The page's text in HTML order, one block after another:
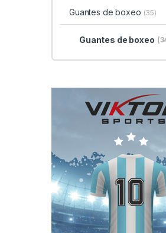
Guantes de boxeo (35)
Guantes de boxeo